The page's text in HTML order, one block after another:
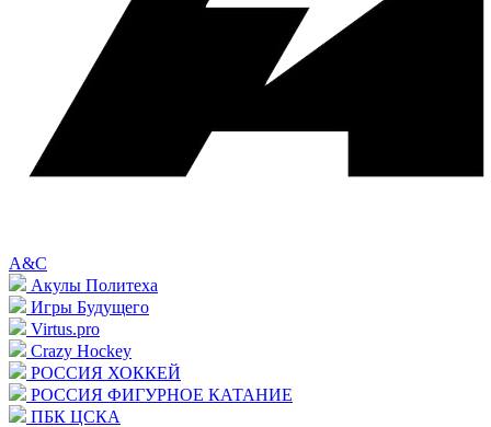
A&C
Акулы Политеха
Игры Будущего
Virtus.pro
Crazy Hockey
РОССИЯ ХОККЕЙ
РОССИЯ ФИГУРНОЕ КАТАНИЕ
ПБК ЦСКА